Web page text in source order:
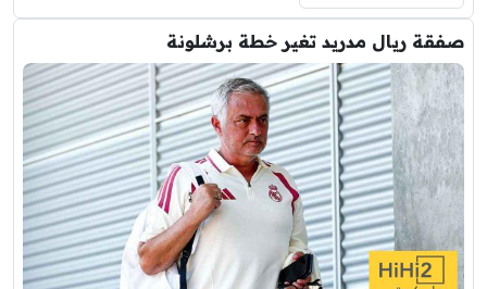
صفقة ريال مدريد تغير خطة برشلونة